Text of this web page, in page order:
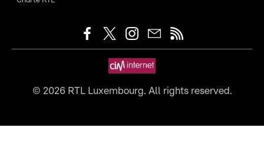
© 2026RTL Luxembourg. All rights reserved.